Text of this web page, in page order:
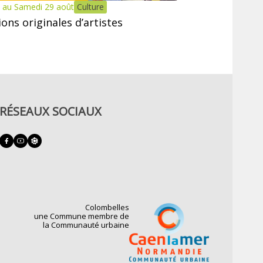
Samedi 29 août Culture
originales d’artistes
SOCIAUX
Colombelles
une Commune membre de
la Communauté urbaine